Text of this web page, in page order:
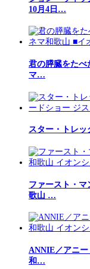
10月4日…
君の膵臓をたべ
マ…
スター・トレ
ファースト・マ
歌山 …
ANNIE／アニ
和…